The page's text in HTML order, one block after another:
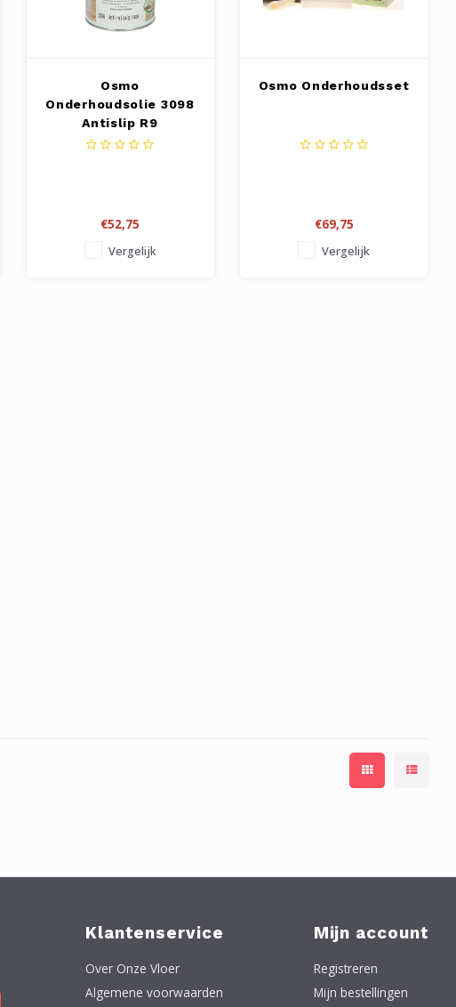
Osmo
Onderhoudsolie 3098
Antislip R9
€52,75
Vergelijk
Osmo Onderhoudsset
€69,75
Vergelijk
Klantenservice
Over Onze Vloer
Algemene voorwaarden
Mijn account
Registreren
Mijn bestellingen